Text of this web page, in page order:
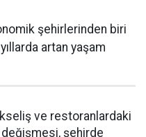
şehirlerinden biri
artan yaşam
ve restoranlardaki
şehirde